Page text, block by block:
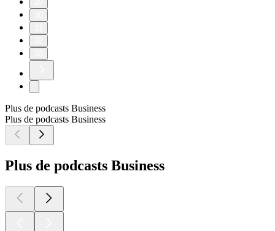
Plus de podcasts Business
Plus de podcasts Business
Plus de podcasts Business